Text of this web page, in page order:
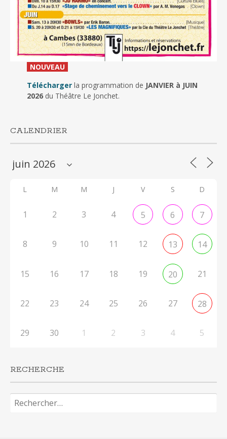
NOUVEAU_
Télécharger la programmation de JANVIER à JUIN
2026du Théâtre Le Jonchet.
CALENDRIER
L M M J V S D
1 2 3 4 5 6 7
8 9 10 11 12 13 14
15 16 17 18 19 20 21
22 23 24 25 26 27 28
29 30 1 2 3 4 5
RECHERCHE
Rechercher :